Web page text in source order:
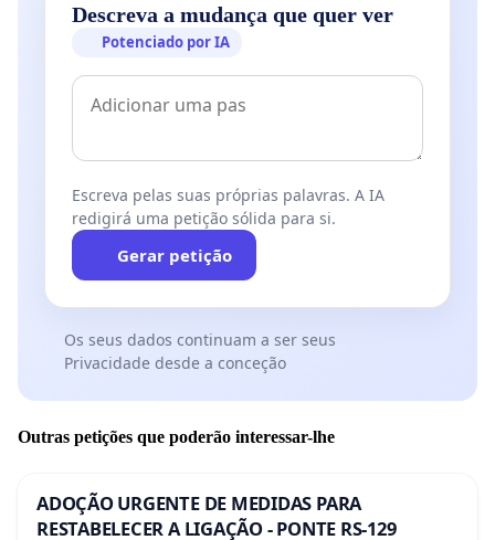
Descreva a mudança que quer ver
Potenciado por IA
Escreva pelas suas próprias palavras. A IA
redigirá uma petição sólida para si.
Gerar petição
Os seus dados continuam a ser seus
Privacidade desde a conceção
Outras petições que poderão interessar-lhe
ADOÇÃO URGENTE DE MEDIDAS PARA
RESTABELECER A LIGAÇÃO - PONTE RS-129